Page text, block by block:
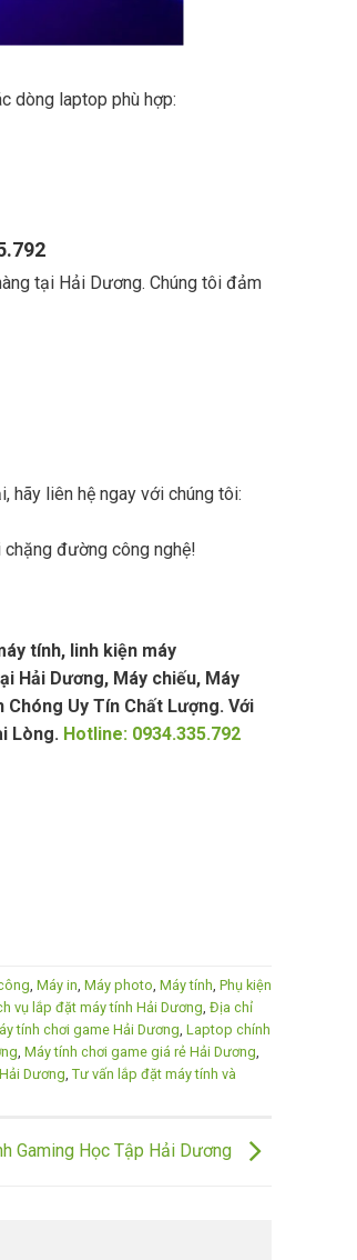
dòng laptop phù hợp:
tại Hải Dương. Chúng tôi đảm
hãy liên hệ ngay với chúng tôi:
đường công nghệ!
tính, linh kiện máy
Hải Dương, Máy chiếu, Máy
Uy Tín Chất Lượng. Với
Lòng. Hotline: 0934.335.792
Máy in Máy photo Máy tính Phụ kiện
vụ lắp đặt máy tính Hải Dương Địa chỉ
tính chơi game Hải Dương Laptop chính
Máy tính chơi game giá rẻ Hải Dương
Dương Tư vấn lắp đặt máy tính và
Gaming Học Tập Hải Dương